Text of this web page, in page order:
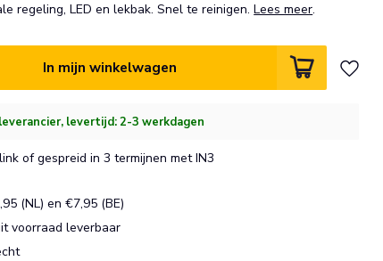
regeling, LED en lekbak. Snel te reinigen.Lees meer.
In mijn winkelwagen
levertijd: 2-3 werkdagen
of gespreid in 3 termijnen met IN3
(NL) en €7,95 (BE)
voorraad leverbaar